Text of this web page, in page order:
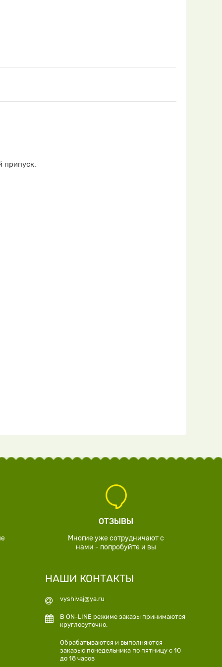
припуск.
ОТЗЫВЫ
Многие уже сотрудничают с
нами - попробуйте и вы
НАШИ КОНТАКТЫ
vyshivaj@ya.ru
В ON-LINE режиме заказы принимаются
круглосуточно.
Обрабатываются и выполняются
заказыс понедельника по пятницу с 10
до 18 часов